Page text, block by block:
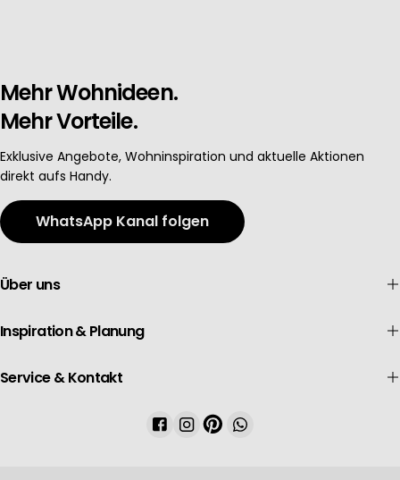
Mehr Wohnideen.
Mehr Vorteile.
Exklusive Angebote, Wohninspiration und aktuelle Aktionen
direkt aufs Handy.
WhatsApp Kanal folgen
Über uns
Inspiration & Planung
Service & Kontakt
Facebook
Instagram
PinterestWhatsApp